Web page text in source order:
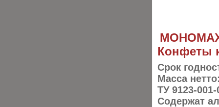
Конфеты
Срок
Масса
ТУ 9123-
Содержат